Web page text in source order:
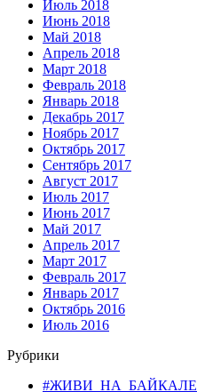
Июль 2018
Июнь 2018
Май 2018
Апрель 2018
Март 2018
Февраль 2018
Январь 2018
Декабрь 2017
Ноябрь 2017
Октябрь 2017
Сентябрь 2017
Август 2017
Июль 2017
Июнь 2017
Май 2017
Апрель 2017
Март 2017
Февраль 2017
Январь 2017
Октябрь 2016
Июль 2016
Рубрики
#ЖИВИ_НА_БАЙКАЛЕ